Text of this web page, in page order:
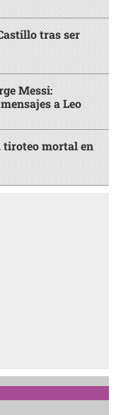
tras ser
Messi:
a Leo
tiroteo mortal en